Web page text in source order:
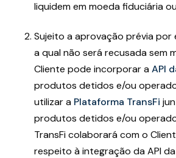
liquidem em moeda fiduciária
Sujeito a aprovação prévia por
a qual não será recusada sem
Cliente pode incorporar aAPI
produtos detidos e/ou
utilizar a Plataforma TransFi
produtos detidos e/ou
TransFi colaborará com o
respeito à integração da API da